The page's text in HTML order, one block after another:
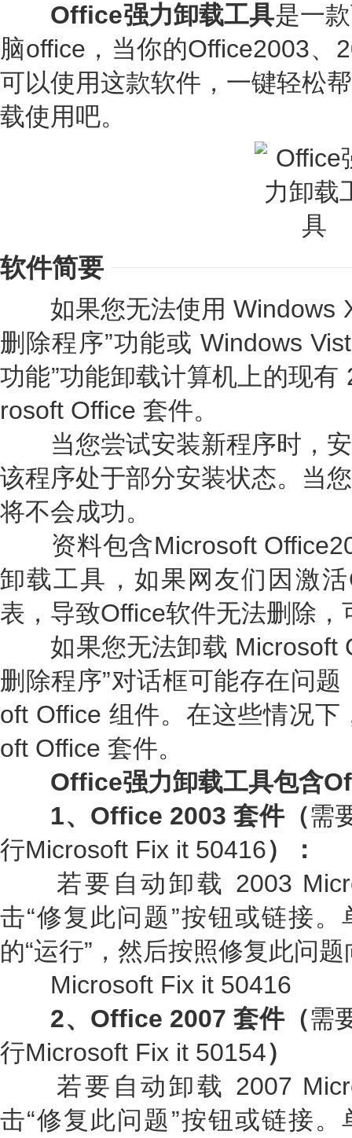
Office强力卸载工具是一
脑office，当你的Office2003、
可以使用这款软件，一键轻松
载使用吧。
软件简要
如果您无法使用 Windows
删除程序”功能或 Windows
功能”功能卸载计算机上的现
rosoft Office 套件。
当您尝试安装新程序时，安
该程序处于部分安装状态。当
将不会成功。
资料包含Microsoft
卸载工具，如果网友们因激
表，导致Office软件无法删除
如果您无法卸载 Microsoft
删除程序”对话框可能存在问
oft Office 组件。在这些情况
oft Office 套件。
Office强力卸载工具包含
1、Office 2003 套件（需
行Microsoft Fix it 50416）：
若要自动卸载 2003
击“修复此问题”按钮或链接
的“运行”，然后按照修复此问
Microsoft Fix it 50416
2、Office 2007 套件（需
行Microsoft Fix it 50154）
若要自动卸载 2007
击“修复此问题”按钮或链接